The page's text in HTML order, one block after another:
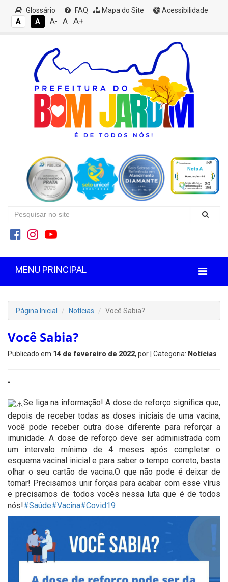
Glossário FAQ Mapa do Site
Acessibilidade
A
A A- A A+
MENU PRINCIPAL
Página Inicial Notícias Você Sabia?
Você Sabia?
Publicado em 14 de fevereiro de 2022, por | Categoria: Notícias
“
Se liga na informação! A dose de reforço significa que,
depois de receber todas as doses iniciais de uma vacina,
você pode receber outra dose diferente para reforçar a
imunidade. A dose de reforço deve ser administrada com
um intervalo mínimo de 4 meses após completar o
esquema vacinal inicial e para saber o tempo correto, basta
olhar o seu cartão de vacina.O que não pode é deixar de
tomar! Precisamos unir forças para acabar com esse vírus
e precisamos de todos vocês nessa luta que é de todos
nós!#Saúde#Vacina#Covid19